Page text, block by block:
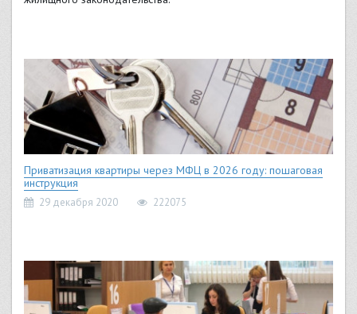
Приватизация квартиры через МФЦ в 2026 году: пошаговая
инструкция
29 декабря 2020 222075